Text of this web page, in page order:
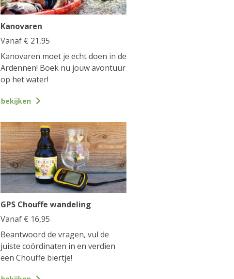
Kanovaren
Vanaf € 21,95
Kanovaren moet je echt doen in de
Ardennen! Boek nu jouw avontuur
op het water!
bekijken
GPS Chouffe wandeling
Vanaf € 16,95
Beantwoord de vragen, vul de
juiste coördinaten in en verdien
een Chouffe biertje!